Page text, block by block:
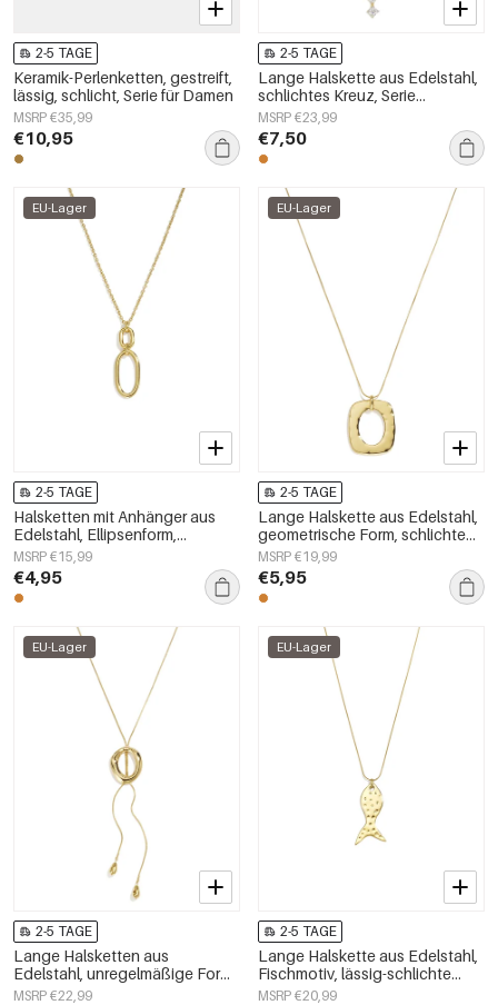
2-5 TAGE
Keramik-Perlenketten, gestreift,
lässig, schlicht, Serie für Damen
MSRP €35,99
€10,95
2-5 TAGE
Lange Halskette aus Edelstahl,
schlichtes Kreuz, Serie
„Alltagsschmuck“,
Damenschmuck
MSRP €23,99
€7,50
EU-Lager
2-5 TAGE
Halsketten mit Anhänger aus
Edelstahl, Ellipsenform,
schlichte Serie
„Alltagsschmuck“,
Damenschmuck
MSRP €15,99
€4,95
EU-Lager
2-5 TAGE
Lange Halskette aus Edelstahl,
geometrische Form, schlichte
Alltags-Serie, Damenschmuck
MSRP €19,99
€5,95
EU-Lager
2-5 TAGE
Lange Halsketten aus
Edelstahl, unregelmäßige Form,
schlichte Alltags-Serie,
MSRP €22,99
EU-Lager
2-5 TAGE
Lange Halskette aus Edelstahl,
Fischmotiv, lässig-schlichte
Serie, Damenschmuck
MSRP €20,99